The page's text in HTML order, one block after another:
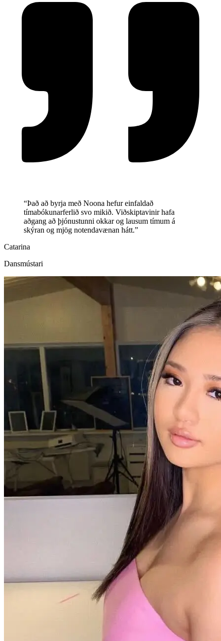
“Það að byrja með Noona hefur einfaldað
tímabókunarferlið svo mikið. Viðskiptavinir hafa
aðgang að þjónustunni okkar og lausum tímum á
skýran og mjög notendavænan hátt.”
Catarina
Dansmústari